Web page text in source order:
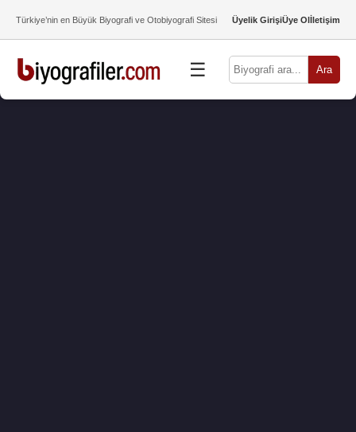
Türkiye’nin en Büyük Biyografi ve Otobiyografi Sitesi Üyelik GirişiÜye Olİletişim
☰ Ara